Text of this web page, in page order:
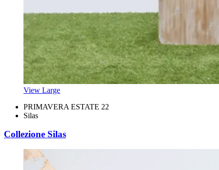
View Large
PRIMAVERA ESTATE 22
Silas
Collezione Silas